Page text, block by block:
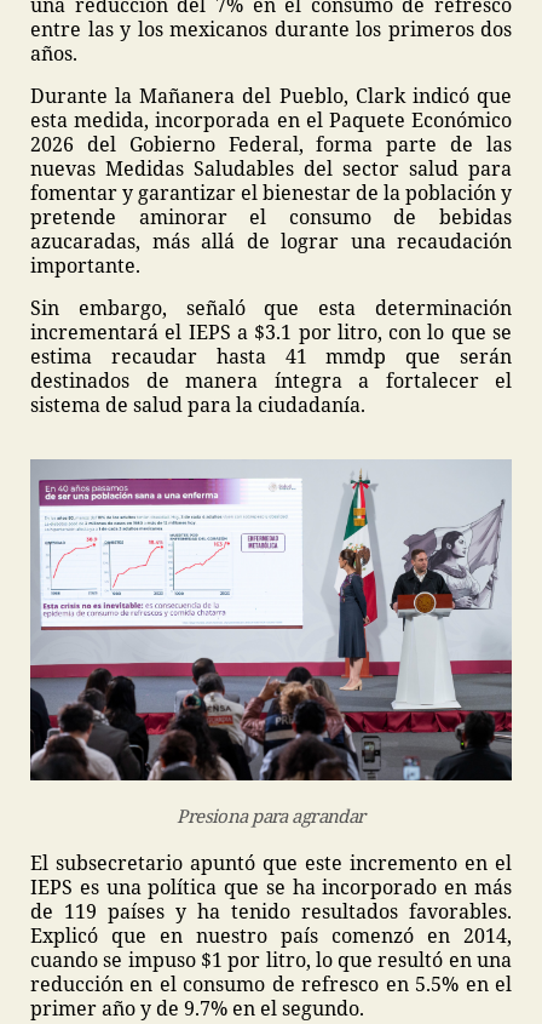
entre las y los mexicanos durante los primeros dos
años.
Durante la Mañanera del Pueblo, Clark indicó que
esta medida, incorporada en el Paquete Económico
2026 del Gobierno Federal, forma parte de las
nuevas Medidas Saludables del sector salud para
fomentar y garantizar el bienestar de la población y
pretende aminorar el consumo de bebidas
azucaradas, más allá de lograr una recaudación
importante.
Sin embargo, señaló que esta determinación
incrementará el IEPS a $3.1 por litro, con lo que se
estima recaudar hasta 41 mmdp que serán
destinados de manera íntegra a fortalecer el
sistema de salud para la ciudadanía.
Presiona para agrandar
El subsecretario apuntó que este incremento en el
IEPS es una política que se ha incorporado en más
de 119 países y ha tenido resultados favorables.
Explicó que en nuestro país comenzó en 2014,
cuando se impuso $1 por litro, lo que resultó en una
reducción en el consumo de refresco en 5.5% en el
primer año y de 9.7% en el segundo.